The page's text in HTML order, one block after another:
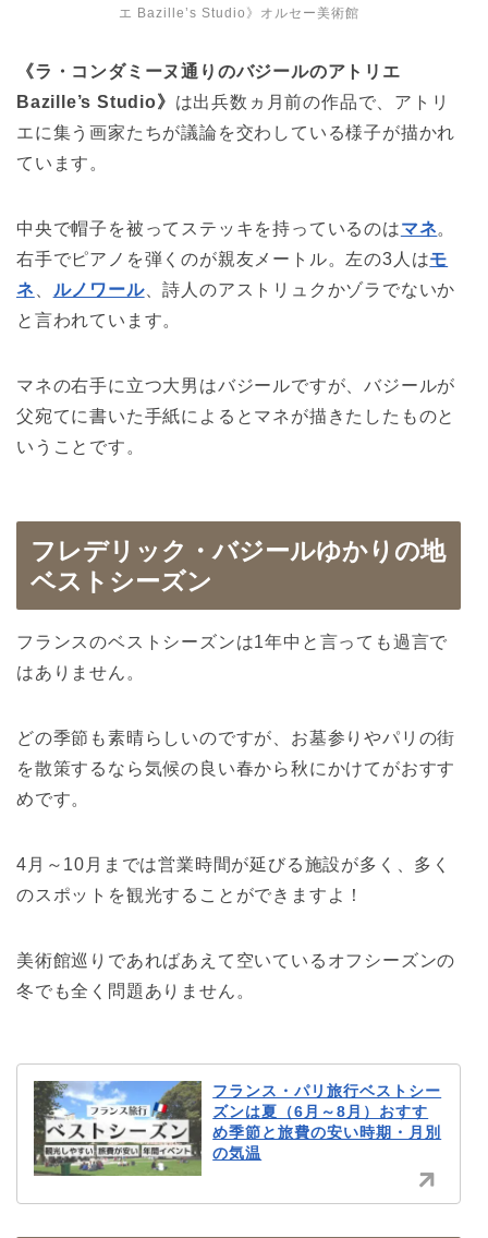
エ Bazille’s Studio》オルセー美術館
《ラ・コンダミーヌ通りのバジールのアトリエ
Bazille’s Studio》 は出兵数ヵ月前の作品で、アトリ
エに集う画家たちが議論を交わしている様子が描かれ
ています。
中央で帽子を被ってステッキを持っているのはマネ。
右手でピアノを弾くのが親友メートル。左の3人はモ
ネ
ルノワール、詩人のアストリュクかゾラでないか
と言われています。
マネの右手に立つ大男はバジールですが、バジールが
父宛てに書いた手紙によるとマネが描きたしたものと
いうことです。
フレデリック・バジールゆかりの地
ベストシーズン
フランスのベストシーズンは1年中と言っても過言で
はありません。
どの季節も素晴らしいのですが、お墓参りやパリの街
を散策するなら気候の良い春から秋にかけてがおすす
めです。
4月～10月までは営業時間が延びる施設が多く、多く
のスポットを観光することができますよ！
美術館巡りであればあえて空いているオフシーズンの
冬でも全く問題ありません。
フランス・パリ旅行ベストシー
ズンは夏（6月～8月）おすす
め季節と旅費の安い時期・月別
の気温